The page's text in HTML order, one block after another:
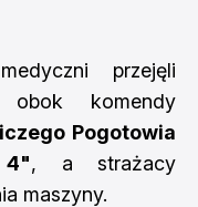
przejęli
obok komendy
Pogotowia
4", a strażacy
maszyny.